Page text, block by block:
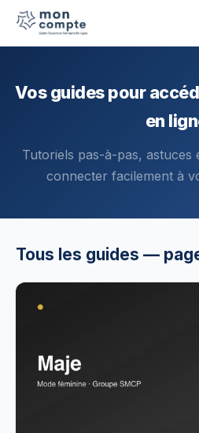
Vos guides pour
en
Tutoriels pas-à-pas,
connecter facilement à
Tous les guides —